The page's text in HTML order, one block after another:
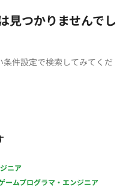
見つかりませんでし
件設定で検索してみてくだ
ニア
ームプログラマ・エンジニア